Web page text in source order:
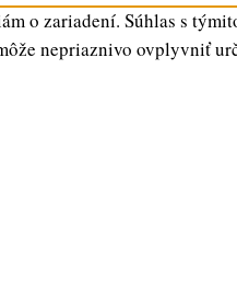
o zariadení. Súhlas s
nepriaznivo ovplyvniť